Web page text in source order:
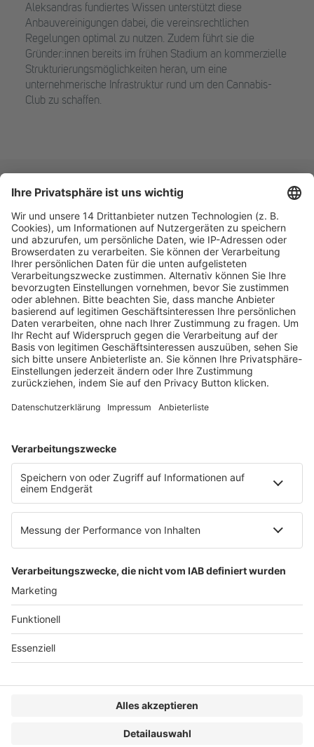
Aleksandras fundiertes Wissen unterstützt diese
Anbauvereinigungen dabei, die vereinsrechtlichen
Regelungen optimal zu nutzen. Zudem führt sie die
Gründer:innen bereits im frühen Stadium an kommerzielle
Strukturierungsmöglichkeiten heran, um eine
unternehmerische Infrastruktur rund um den Cannabis-
Club zu schaffen.
Fachmedien Recht und Wirtschaft
Ein Fachbereich der
dfv Mediengruppe
Mainzer Landstr. 251
60326 Frankfurt am Main
E-Mail:info@ruw.de
Web:https://www.ruw.de
AGB
Datenschutzerklärung
Genderhinweis
Cookie-Einstellungen